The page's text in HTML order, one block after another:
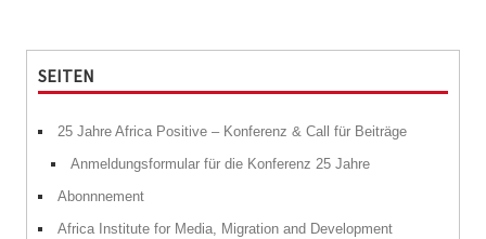
SEITEN
25 Jahre Africa Positive – Konferenz & Call für Beiträge
Anmeldungsformular für die Konferenz 25 Jahre
Abonnnement
Africa Institute for Media, Migration and Development